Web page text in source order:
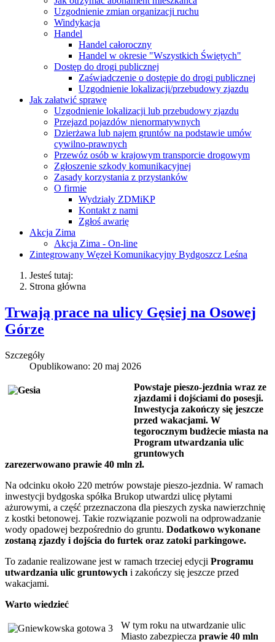
Uzgodnienie zmian organizacji ruchu
Windykacja
Handel
Handel całoroczny
Handel w okresie "Wszystkich Świętych"
Dostęp do drogi publicznej
Zaświadczenie o dostępie do drogi publicznej
Uzgodnienie lokalizacji/przebudowy zjazdu
Jak załatwić sprawę
Uzgodnienie lokalizacji lub przebudowy zjazdu
Przejazd pojazdów nienormatywnych
Dzierżawa lub najem gruntów na podstawie umów
cywilno-prawnych
Przewóz osób w krajowym transporcie drogowym
Zgłoszenie szkody komunikacyjnej
Zasady korzystania z przystanków
O firmie
Wydziały ZDMiKP
Kontakt z nami
Zgłoś awarię
Akcja Zima
Akcja Zima - On-line
Zintegrowany Węzeł Komunikacyjny Bydgoszcz Leśna
Jesteś tutaj:
Strona główna
Trwają prace na ulicy Gęsiej na Osowej
Górze
Szczegóły
Opublikowano: 20 maj 2026
Powstaje pieszo-jezdnia wraz ze
zjazdami i dojściami do posesji.
Inwestycja zakończy się jeszcze
przed wakacjami. W
tegorocznym budżecie miasta na
Program utwardzania ulic
gruntowych
zarezerwowano prawie 40 mln zł.
Na odcinku około 220 metrów powstaje pieszo-jezdnia. W ramach
inwestycji bydgoska spółka Brukop utwardzi ulicę płytami
ażurowymi, a część przeznaczona dla pieszych zyska nawierzchnię
z kostki betonowej. Takie rozwiązanie pozwoli na odprowadzanie
wody opadowej bezpośrednio do gruntu. Dodatkowo wykonane
zostaną zjazdy i dojścia do furtek oraz zatoki parkingowe.
To zadanie realizowane jest w ramach trzeciej edycji Programu
utwardzania ulic gruntowych i zakończy się jeszcze przed
wakacjami.
Warto wiedzieć
W tym roku na utwardzanie ulic
Miasto zabezpiecza prawie 40 mln